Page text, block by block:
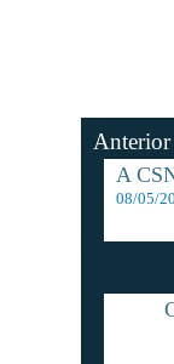
Anterior
A
08/05/